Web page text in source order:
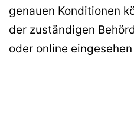
genauen Konditionen
der zuständigen
oder online